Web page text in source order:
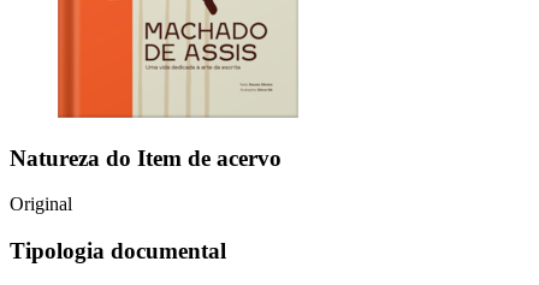
Natureza do Item de acervo
Original
Tipologia documental